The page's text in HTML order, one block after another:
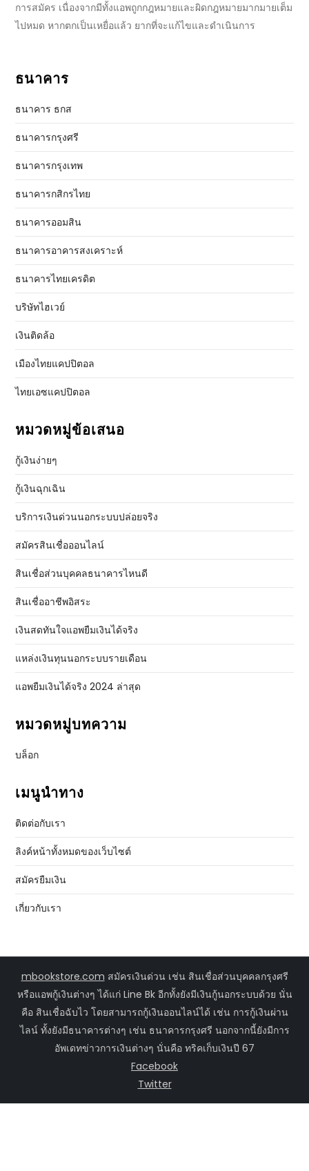
การสมัคร เนื่องจากมีทั้งแอพถูกกฎหมายและผิดกฎหมายมากมายเต็ม
ไปหมด หากตกเป็นเหยื่อแล้ว ยากที่จะแก้ไขและดำเนินการ
ธนาคาร
ธนาคาร ธกส
ธนาคารกรุงศรี
ธนาคารกรุงเทพ
ธนาคารกสิกรไทย
ธนาคารออมสิน
ธนาคารอาคารสงเคราะห์
ธนาคารไทยเครดิต
บริษัทไฮเวย์
เงินติดล้อ
เมืองไทยแคปปิตอล
ไทยเอซแคปปิตอล
หมวดหมู่ข้อเสนอ
กู้เงินง่ายๆ
กู้เงินฉุกเฉิน
บริการเงินด่วนนอกระบบปล่อยจริง
สมัครสินเชื่อออนไลน์
สินเชื่อส่วนบุคคลธนาคารไหนดี
สินเชื่ออาชีพอิสระ
เงินสดทันใจแอพยืมเงินได้จริง
แหล่งเงินทุนนอกระบบรายเดือน
แอพยืมเงินได้จริง 2024 ล่าสุด
หมวดหมู่บทความ
บล็อก
เมนูนำทาง
ติดต่อกับเรา
ลิงค์หน้าทั้งหมดของเว็บไซต์
สมัครยืมเงิน
เกี่ยวกับเรา
mbookstore.com สมัครเงินด่วน เช่น สินเชื่อส่วนบุคคลกรุงศรี
หรือแอพกู้เงินต่างๆ ได้แก่ Line Bk อีกทั้งยังมีเงินกู้นอกระบบด้วย นั่น
คือ สินเชื่อฉับไว โดยสามารถกู้เงินออนไลน์ได้ เช่น การกู้เงินผ่าน
ไลน์ ทั้งยังมีธนาคารต่างๆ เช่น ธนาคารกรุงศรี นอกจากนี้ยังมีการ
อัพเดทข่าวการเงินต่างๆ นั่นคือ ทริคเก็บเงินปี 67
Facebook
Twitter